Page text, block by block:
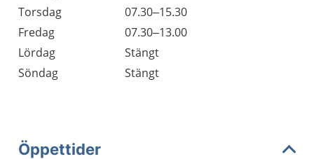
Torsdag
07.30–15.30
Fredag
07.30–13.00
Lördag
Stängt
Söndag
Stängt
Öppettider